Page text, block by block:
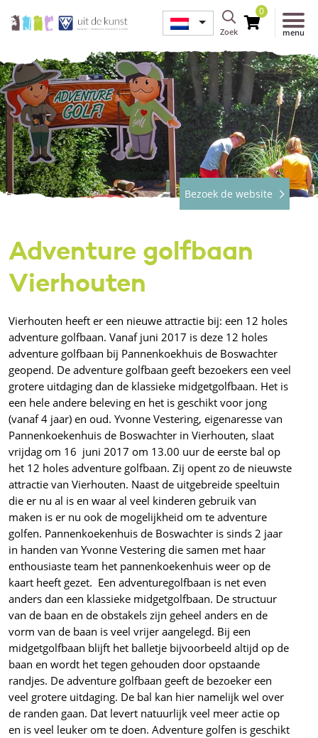
Zoek
0
menu
Bezoek de website
Adventure golfbaan
Vierhouten
Vierhouten heeft er een nieuwe attractie bij: een 12 holes
adventure golfbaan. Vanaf juni 2017 is deze 12 holes
adventure golfbaan bij Pannenkoekhuis de Boswachter
geopend. De adventure golfbaan geeft bezoekers een veel
grotere uitdaging dan de klassieke midgetgolfbaan. Het is
een hele andere beleving en het is geschikt voor jong
(vanaf 4 jaar) en oud. Yvonne Vestering, eigenaresse van
Pannenkoekenhuis de Boswachter in Vierhouten, slaat
vrijdag om 16 juni 2017 om 13.00 uur de eerste bal op
het 12 holes adventure golfbaan. Zij opent zo de nieuwste
attractie van Vierhouten. Naast de uitgebreide speeltuin
die er nu al is en waar al veel kinderen gebruik van
maken is er nu ook de mogelijkheid om te adventure
golfen. Pannenkoekenhuis de Boswachter is sinds 2 jaar
in handen van Yvonne Vestering die samen met haar
enthousiaste team het pannenkoekenhuis weer op de
kaart heeft gezet. Een adventuregolfbaan is net even
anders dan een klassieke midgetgolfbaan. De structuur
van de baan en de obstakels zijn geheel anders en de
vorm van de baan is veel vrijer aangelegd. Bij een
midgetgolfbaan blijft het balletje bijvoorbeeld altijd op de
baan en wordt het tegen gehouden door opstaande
randjes. De adventure golfbaan geeft de bezoeker een
veel grotere uitdaging. De bal kan hier namelijk wel over
de randen gaan. Dat levert natuurlijk veel meer actie op
en is veel leuker om te doen. Adventure golfen is geschikt